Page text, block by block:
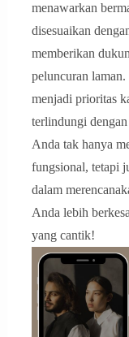
menawarkan
disesuaikan
memberikan
peluncuran
menjadi prioritas
terlindungi
Anda tak hanya
fungsional, tetapi
dalam
Anda lebih
yang cantik!